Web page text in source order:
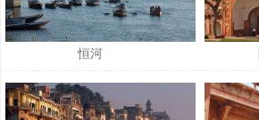
恒河